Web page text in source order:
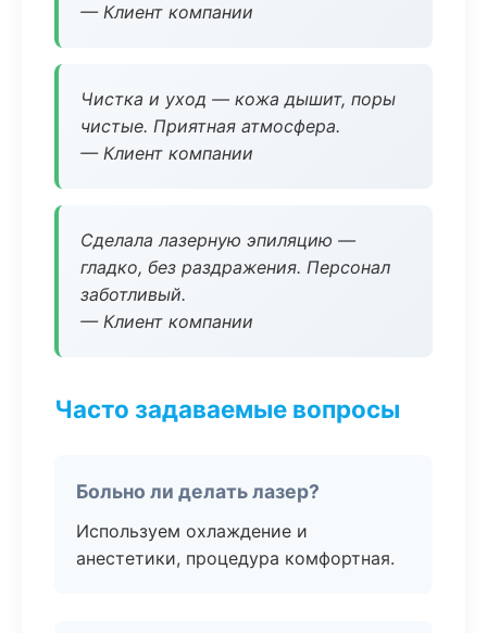
— Клиент компании
Чистка и уход — кожа дышит, поры
чистые. Приятная атмосфера.
— Клиент компании
Сделала лазерную эпиляцию —
гладко, без раздражения. Персонал
заботливый.
— Клиент компании
Часто задаваемые вопросы
Больно ли делать лазер?
Используем охлаждение и
анестетики, процедура комфортная.